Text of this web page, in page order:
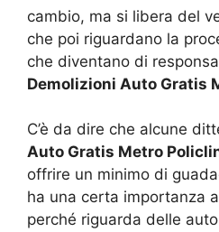
cambio, ma si libera del
che poi riguardano la
che diventano di
Demolizioni Auto Gratis
C’è da dire che alcune
Auto Gratis Metro
offrire un minimo di
ha una certa importanza
perché riguarda delle